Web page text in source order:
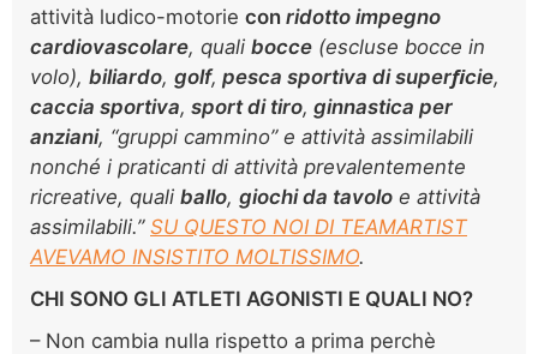
attività ludico-motorie con ridotto impegno
cardiovascolare, quali bocce (escluse bocce in
volo), biliardo, golf, pesca sportiva di superﬁcie,
caccia sportiva, sport di tiro, ginnastica per
anziani, “gruppi cammino” e attività assimilabili
nonché i praticanti di attività prevalentemente
ricreative, quali ballo, giochi da tavolo e attività
assimilabili.” SU QUESTO NOI DI TEAMARTIST
AVEVAMO INSISTITO MOLTISSIMO.
CHI SONO GLI ATLETI AGONISTI E QUALI NO?
– Non cambia nulla rispetto a prima perchè